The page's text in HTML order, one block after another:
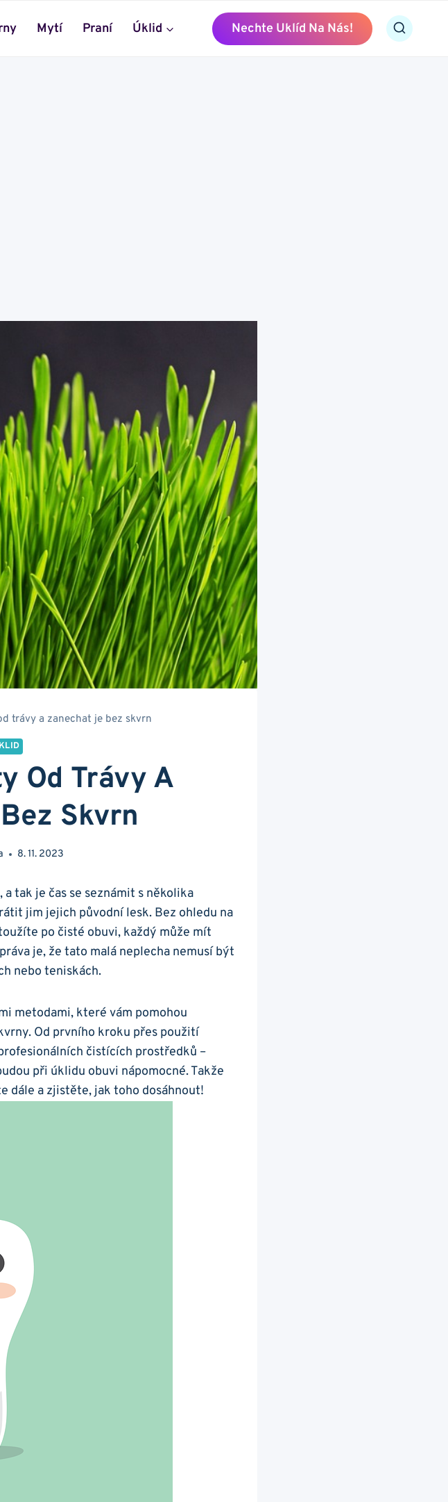
Mytí Praní Úklid Nechte Uklíd Na Nás!
trávy a zanechat je bez skvrn
Od Trávy A
Skvrn
8. 11. 2023
tak je čas se seznámit s několika
jim jejich původní lesk. Bez ohledu na
po čisté obuvi, každý může mít
je, že ​tato malá⁤ neplecha ⁢nemusí být
nebo teniskách.
metodami, které vám‍ pomohou
Od‍ prvního kroku⁣ přes použití
čistících prostředků –
při ‌úklidu obuvi nápomocné. Takže
dále a zjistěte, jak toho ⁣dosáhnout!